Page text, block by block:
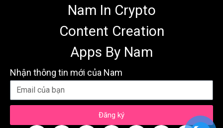
Nam In Crypto
Content Creation
Apps By Nam
Nhận thông tin mới của Nam
Đăng ký